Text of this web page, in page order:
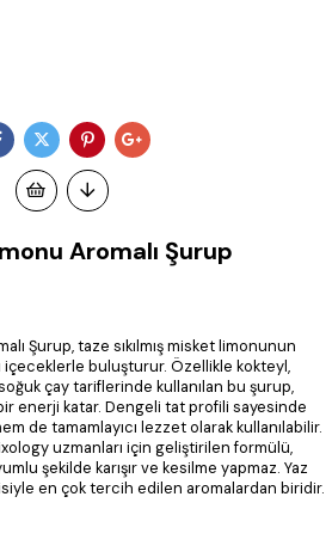
Aromalı Şurup
Şurup, taze sıkılmış misket limonunun
içeceklerle buluşturur. Özellikle kokteyl,
çay tariflerinde kullanılan bu şurup,
enerji katar. Dengeli tat profili sayesinde
de tamamlayıcı lezzet olarak kullanılabilir.
uzmanları için geliştirilen formülü,
şekilde karışır ve kesilme yapmaz. Yaz
en çok tercih edilen aromalardan biridir.